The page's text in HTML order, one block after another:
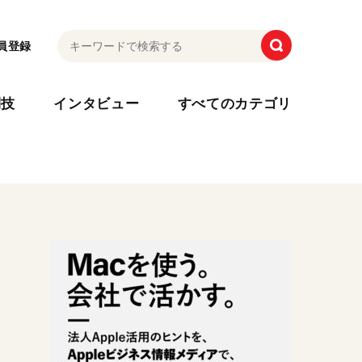
登録
インタビュー すべてのカテゴリ